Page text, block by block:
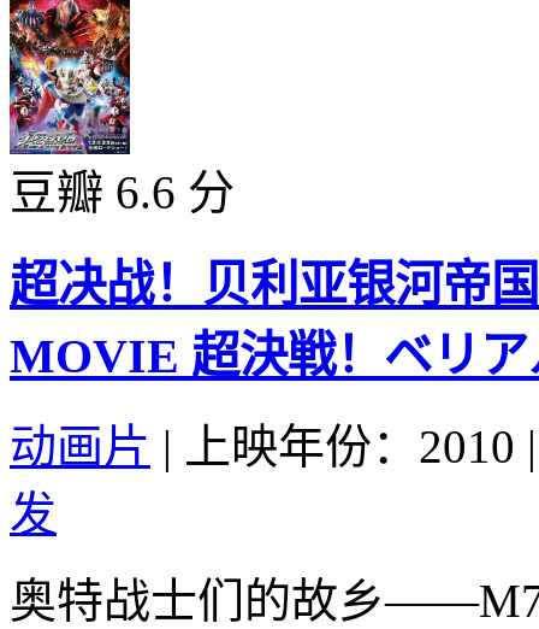
豆瓣 6.6 分
超决战！贝利亚银河帝
MOVIE 超決戦！ベリア
动画片 | 上映年份：2010 |
发
奥特战士们的故乡